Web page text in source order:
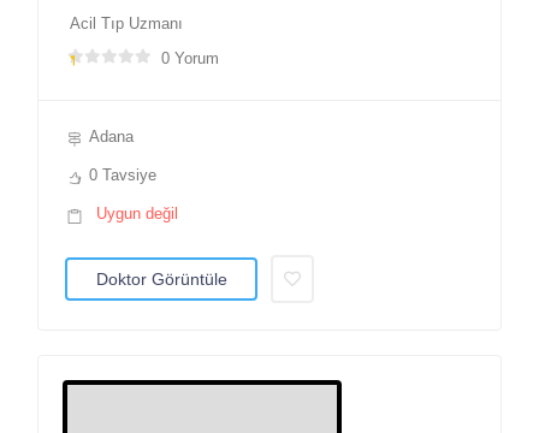
Acil Tıp Uzmanı
0 Yorum
Adana
0 Tavsiye
Uygun değil
Doktor Görüntüle